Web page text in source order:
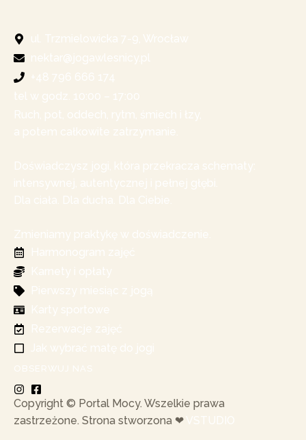
Copyright © Portal Mocy. Wszelkie prawa
zastrzeżone. Strona stworzona ❤︎